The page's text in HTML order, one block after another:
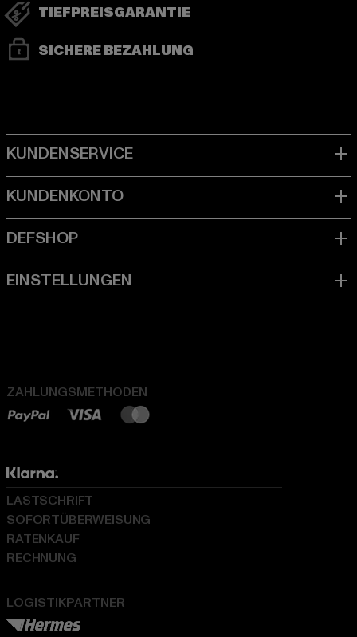
TIEFPREISGARANTIE
SICHERE BEZAHLUNG
ZAHLUNGSMETHODEN
LOGISTIKPARTNER
LASTSCHRIFT
SOFORTÜBERWEISUNG
RATENKAUF
RECHNUNG